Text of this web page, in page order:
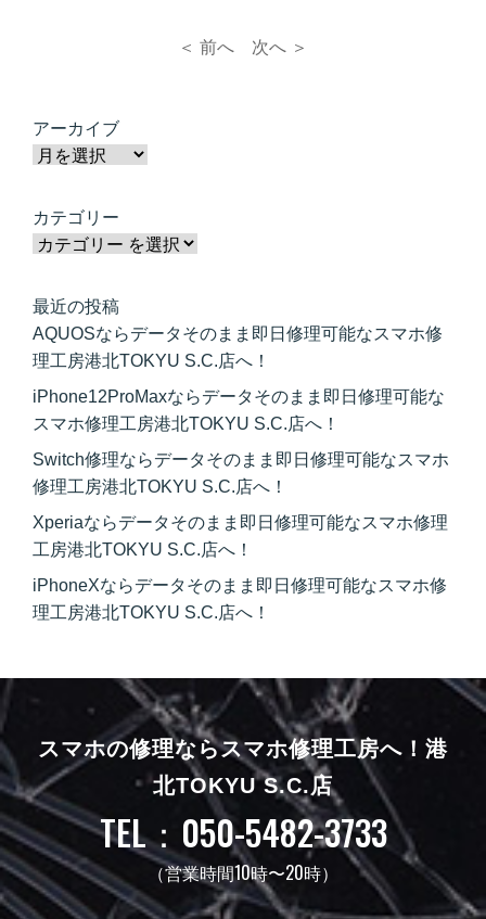
＜ 前へ 次へ ＞
アーカイブ
カテゴリー
最近の投稿
AQUOSならデータそのまま即日修理可能なスマホ修
理工房港北TOKYU S.C.店へ！
iPhone12ProMaxならデータそのまま即日修理可能な
スマホ修理工房港北TOKYU S.C.店へ！
Switch修理ならデータそのまま即日修理可能なスマホ
修理工房港北TOKYU S.C.店へ！
Xperiaならデータそのまま即日修理可能なスマホ修理
工房港北TOKYU S.C.店へ！
iPhoneXならデータそのまま即日修理可能なスマホ修
理工房港北TOKYU S.C.店へ！
スマホの修理ならスマホ修理工房へ！ 港
北TOKYU S.C.店
TEL：050-5482-3733
（営業時間10時〜20時）